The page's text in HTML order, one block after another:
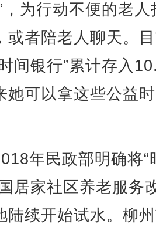
，为行动不便的老人
或者陪老人聊天。
间银行”累计存入
她可以拿这些公益
年民政部明确将“
居家社区养老服务
陆续开始试水。柳